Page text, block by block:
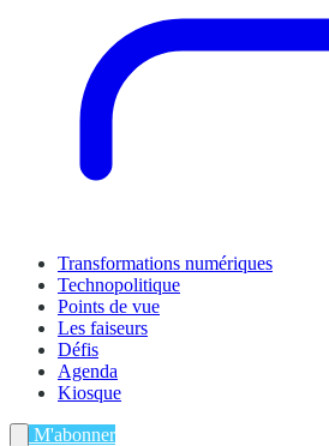
Transformations numériques
Technopolitique
Points de vue
Les faiseurs
Défis
Agenda
Kiosque
M'abonner